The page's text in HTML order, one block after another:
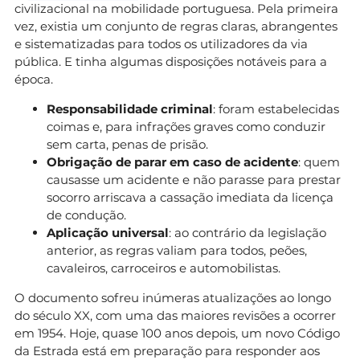
civilizacional na mobilidade portuguesa. Pela primeira
vez, existia um conjunto de regras claras, abrangentes
e sistematizadas para todos os utilizadores da via
pública. E tinha algumas disposições notáveis para a
época.
Responsabilidade criminal: foram estabelecidas
coimas e, para infrações graves como conduzir
sem carta, penas de prisão.
Obrigação de parar em caso de acidente: quem
causasse um acidente e não parasse para prestar
socorro arriscava a cassação imediata da licença
de condução.
Aplicação universal: ao contrário da legislação
anterior, as regras valiam para todos, peões,
cavaleiros, carroceiros e automobilistas.
O documento sofreu inúmeras atualizações ao longo
do século XX, com uma das maiores revisões a ocorrer
em 1954. Hoje, quase 100 anos depois, um novo Código
da Estrada está em preparação para responder aos